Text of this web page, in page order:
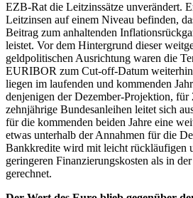
EZB-Rat die Leitzinssätze unverändert.
Leitzinsen auf einem Niveau befinden,
Beitrag zum anhaltenden
leistet. Vor dem Hintergrund dieser
geldpolitischen Ausrichtung waren die
EURIBOR zum Cut-off-Datum
liegen im laufenden und kommenden
denjenigen der Dezember-Projektion, für
zehnjährige Bundesanleihen leitet sich
für die kommenden beiden Jahre eine
etwas unterhalb der Annahmen für die
Bankkredite wird mit leicht rückläufigen
geringeren Finanzierungskosten als in
gerechnet.